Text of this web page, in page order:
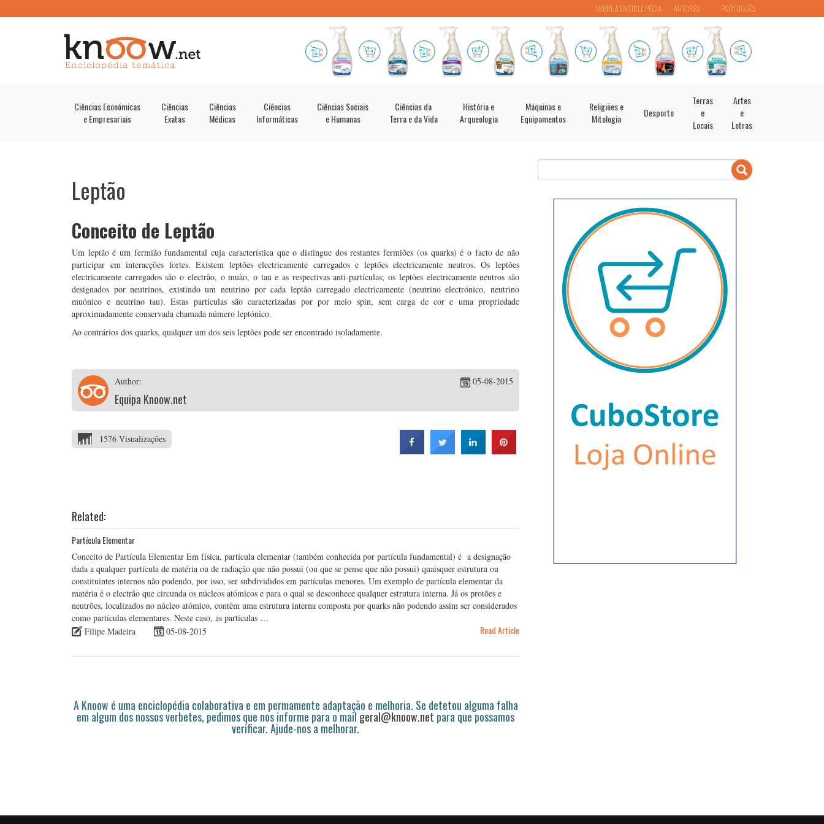
PORTUGUÊS
SOBRE A ENCICLOPÉDIA AUTORES
Ciências Económicas
e Empresariais
Ciências
Exatas
Ciências
Médicas
Ciências
Informáticas
Ciências Sociais
e Humanas
Ciências da
Terra e da Vida
História e
Arqueologia
Máquinas e
Equipamentos
Religiões e
Mitologia
Desporto
Terras
e
Locais
Artes
e
Letras
Leptão
Conceito de Leptão
Um leptão é um fermião fundamental cuja característica que o distingue dos restantes fermiões (os quarks) é o facto de não
participar em interacções fortes. Existem leptões electricamente carregados e leptões electricamente neutros. Os leptões
electricamente carregados são o electrão, o muão, o tau e as respectivas anti-partículas; os leptões electricamente neutros são
designados por neutrinos, existindo um neutrino por cada leptão carregado electricamente (neutrino electrónico, neutrino
muónico e neutrino tau). Estas partículas são caracterizadas por por meio spin, sem carga de cor e uma propriedade
aproximadamente conservada chamada número leptónico.
Ao contrários dos quarks, qualquer um dos seis leptões pode ser encontrado isoladamente.
Author:
Equipa Knoow.net
05-08-2015
1576 Visualizações
Related:
Partícula Elementar
Conceito de Partícula Elementar Em física, partícula elementar (também conhecida por partícula fundamental) é a designação
dada a qualquer partícula de matéria ou de radiação que não possui (ou que se pense que não possui) quaisquer estrutura ou
constituintes internos não podendo, por isso, ser subdivididos em partículas menores. Um exemplo de partícula elementar da
matéria é o electrão que circunda os núcleos atómicos e para o qual se desconhece qualquer estrutura interna. Já os protões e
neutrões, localizados no núcleo atómico, contêm uma estrutura interna composta por quarks não podendo assim ser considerados
como partículas elementares. Neste caso, as partículas …
Filipe Madeira
05-08-2015 Read Article
A Knoow é uma enciclopédia colaborativa e em permamente adaptação e melhoria. Se detetou alguma falha
em algum dos nossos verbetes, pedimos que nos informe para o mail geral@knoow.net para que possamos
verificar. Ajude-nos a melhorar.